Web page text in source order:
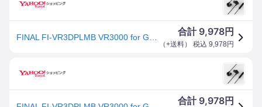
合計 9,978円
（+送料） 税込 9,978 円
合計 9,978円